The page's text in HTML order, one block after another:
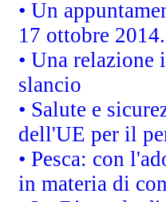
• Un
17 ottobre
• Una
slancio
• Salute e
dell'UE per il
• Pesca: con
in materia di